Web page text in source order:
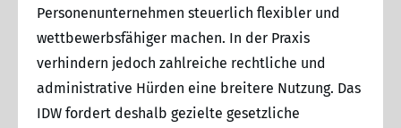
Personenunternehmen steuerlich flexibler und
wettbewerbsfähiger machen. In der Praxis
verhindern jedoch zahlreiche rechtliche und
administrative Hürden eine breitere Nutzung. Das
IDW fordert deshalb gezielte gesetzliche